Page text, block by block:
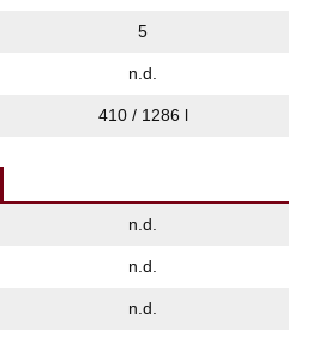
5
n.d.
410 / 1286 l
n.d.
n.d.
n.d.